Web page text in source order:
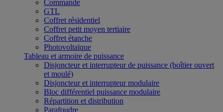
Commande
GTL
Coffret résidentiel
Coffret petit moyen tertiaire
Coffret étanche
Photovoltaïque
Tableau et armoire de puissance
Disjoncteur et interrupteur de puissance (boîtier ouvert
et moulé)
Disjoncteur et interrupteur modulaire
Bloc différentiel puissance modulaire
Répartition et distribution
Parafoudre